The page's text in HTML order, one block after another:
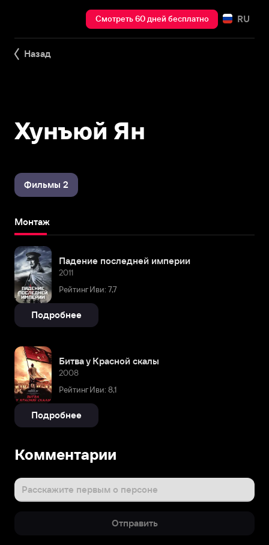
Смотреть 60 дней бесплатно RU
Назад
Хунъюй Ян
Фильмы 2
Монтаж
Падение последней империи
2011
Рейтинг Иви: 7,7
Подробнее
Битва у Красной скалы
2008
Рейтинг Иви: 8,1
Подробнее
Комментарии
Расскажите первым о персоне
Отправить